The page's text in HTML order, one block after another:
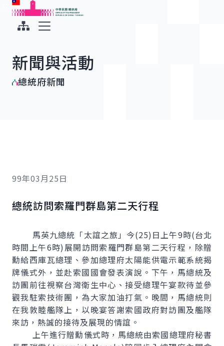
跳到主要內容
中華民國總統府
新聞與活動
總統府新聞
99年03月25日
總統訪問索羅門群島第二天行程
馬英九總統「太誼之旅」今(25)日上午9時(台北
時間上午6時)展開訪問索羅門群島第二天行程，除贈
勳給西庫瓦總理、參加總理府太陽能供電示範系統揭
牌儀式外，並赴索國國會發表演說。下午，馬總統及
訪團前往視察台灣衛生中心、接受總理午宴款待並參
觀我駐索技術團，為大家加油打氣。晚間，馬總統則
在我敦睦艦隊上，以晚宴答謝索國政府對訪團及艦隊
來訪，熱誠的接待及展現的情誼。
上午進行贈勳儀式時，馬總統由索國總理府秘書